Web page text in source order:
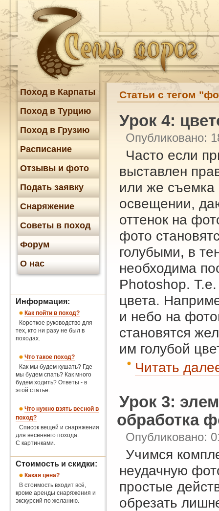
Статьи с тегом
Урок 4:
Опубликовано:
Часто если
выставлен
или же съемка
освещении,
оттенок на
фото
голубыми, в
необходима
Photoshop.
цвета.
и небо на
становятся
им голубой
Читать
Урок 3:
обработка
Опубликовано:
Учимся
неудачную
простые
обрезать
Поход в Карпаты
Поход в Турцию
Поход в Грузию
Расписание
Отзывы и фото
Подать заявку
Снаряжение
Советы в поход
Форум
О нас
Информация:
Как пойти в поход?
Короткое руководство для
тех, кто ни разу не был в
походах.
Что такое поход?
Как мы будем кушать? Где
мы будем спать? Как много
будем ходить? Ответы - в
этой статье.
Что нужно взять весной в
поход?
Список вещей и снаряжения
для весеннего похода.
С картинками.
Стоимость и скидки:
Какая цена?
В стоимость входит всё,
кроме аренды снаряжения и
экскурсий по желанию.